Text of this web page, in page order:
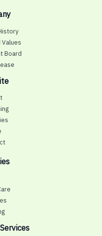
Values
Board